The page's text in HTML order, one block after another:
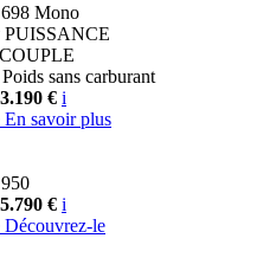
Mono
PUISSANCE
COUPLE
Poids sans carburant
€ i
En savoir plus
€ i
Découvrez-le